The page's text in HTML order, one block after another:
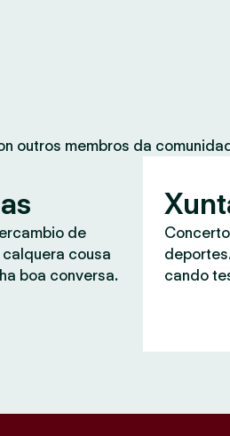
outros membros da
de
cousa
boa conversa.
cando